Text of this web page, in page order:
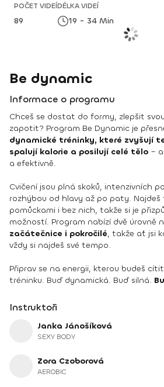
POČET VIDEÍ
89
DÉLKA VIDEÍ
19 - 34 Min
Be dynamic
Informace o programu
Chceš se dostat do formy, zlepšit
zapotit? Program Be Dynamic je
dynamické tréninky, které zvyšují
spalují kalorie a posilují celé tělo –
a efektivně.
Cvičení jsou plná skoků, intenzivních
rozhýbou od hlavy až po paty. Najdeš
pomůckami i bez nich, takže si je
možností. Program nabízí dvě úrovně
začátečnice i pokročilé, takže ať jsi
vždy si najdeš své tempo.
Připrav se na energii, kterou budeš
tréninku. Buď dynamická. Buď silná.
Instruktoři
Janka Jánošíková
SEXY BODY
Zora Czoborová
AEROBIC